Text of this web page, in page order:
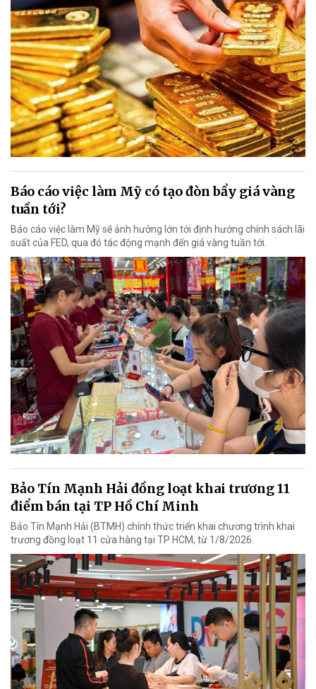
Báo cáo việc làm Mỹ có tạo đòn bẩy giá vàng
tuần tới?
Báo cáo việc làm Mỹ sẽ ảnh hưởng lớn tới định hướng chính sách lãi
suất của FED, qua đó tác động mạnh đến giá vàng tuần tới.
Bảo Tín Mạnh Hải đồng loạt khai trương 11
điểm bán tại TP Hồ Chí Minh
Bảo Tín Mạnh Hải (BTMH) chính thức triển khai chương trình khai
trương đồng loạt 11 cửa hàng tại TP HCM, từ 1/8/2026.